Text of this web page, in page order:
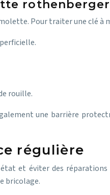
rothenberger
Pour traiter une clé à
rouille.
une barrière
régulière
et éviter des
bricolage.